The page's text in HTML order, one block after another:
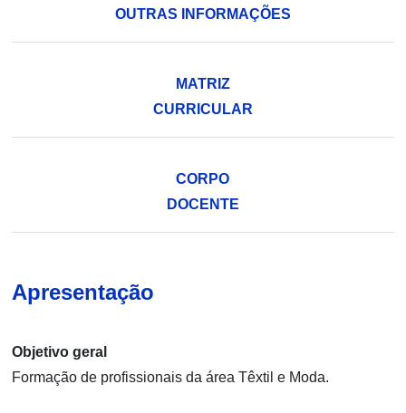
OUTRAS INFORMAÇÕES
MATRIZ
CURRICULAR
CORPO
DOCENTE
Apresentação
Objetivo geral
Formação de profissionais da área Têxtil e Moda.